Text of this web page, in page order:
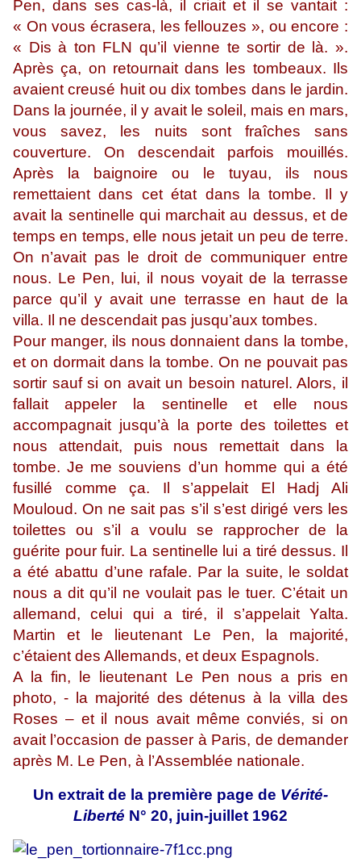
Pen, dans ses cas-là, il criait et il se vantait :
« On vous écrasera, les fellouzes », ou encore :
« Dis à ton FLN qu’il vienne te sortir de là. ».
Après ça, on retournait dans les tombeaux. Ils
avaient creusé huit ou dix tombes dans le jardin.
Dans la journée, il y avait le soleil, mais en mars,
vous savez, les nuits sont fraîches sans
couverture. On descendait parfois mouillés.
Après la baignoire ou le tuyau, ils nous
remettaient dans cet état dans la tombe. Il y
avait la sentinelle qui marchait au dessus, et de
temps en temps, elle nous jetait un peu de terre.
On n’avait pas le droit de communiquer entre
nous. Le Pen, lui, il nous voyait de la terrasse
parce qu’il y avait une terrasse en haut de la
villa. Il ne descendait pas jusqu’aux tombes.
Pour manger, ils nous donnaient dans la tombe,
et on dormait dans la tombe. On ne pouvait pas
sortir sauf si on avait un besoin naturel. Alors, il
fallait appeler la sentinelle et elle nous
accompagnait jusqu’à la porte des toilettes et
nous attendait, puis nous remettait dans la
tombe. Je me souviens d’un homme qui a été
fusillé comme ça. Il s’appelait El Hadj Ali
Mouloud. On ne sait pas s’il s’est dirigé vers les
toilettes ou s’il a voulu se rapprocher de la
guérite pour fuir. La sentinelle lui a tiré dessus. Il
a été abattu d’une rafale. Par la suite, le soldat
nous a dit qu’il ne voulait pas le tuer. C’était un
allemand, celui qui a tiré, il s’appelait Yalta.
Martin et le lieutenant Le Pen, la majorité,
c’étaient des Allemands, et deux Espagnols.
A la fin, le lieutenant Le Pen nous a pris en
photo, - la majorité des détenus à la villa des
Roses – et il nous avait même conviés, si on
avait l’occasion de passer à Paris, de demander
après M. Le Pen, à l’Assemblée nationale.
Un extrait de la première page de Vérité-
Liberté N° 20, juin-juillet 1962